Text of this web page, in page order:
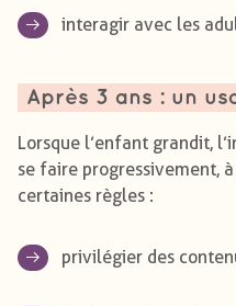
interagir avec les
Après 3 ans : un
Lorsque l’enfant grandit,
se faire progressivement,
certaines règles :
privilégier des